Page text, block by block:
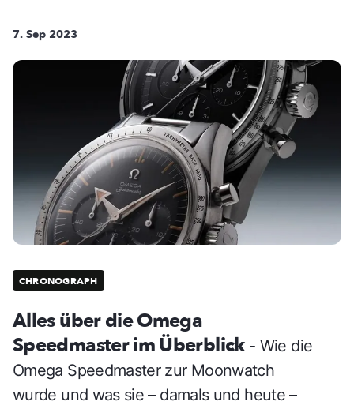
7. Sep 2023
CHRONOGRAPH
Alles über die Omega
Speedmaster im Überblick - Wie die
Omega Speedmaster zur Moonwatch
wurde und was sie – damals und heute –